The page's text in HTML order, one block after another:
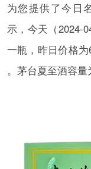
为您提供了今日
示，今天（2024-
一瓶，昨日价格
。茅台夏至酒容量